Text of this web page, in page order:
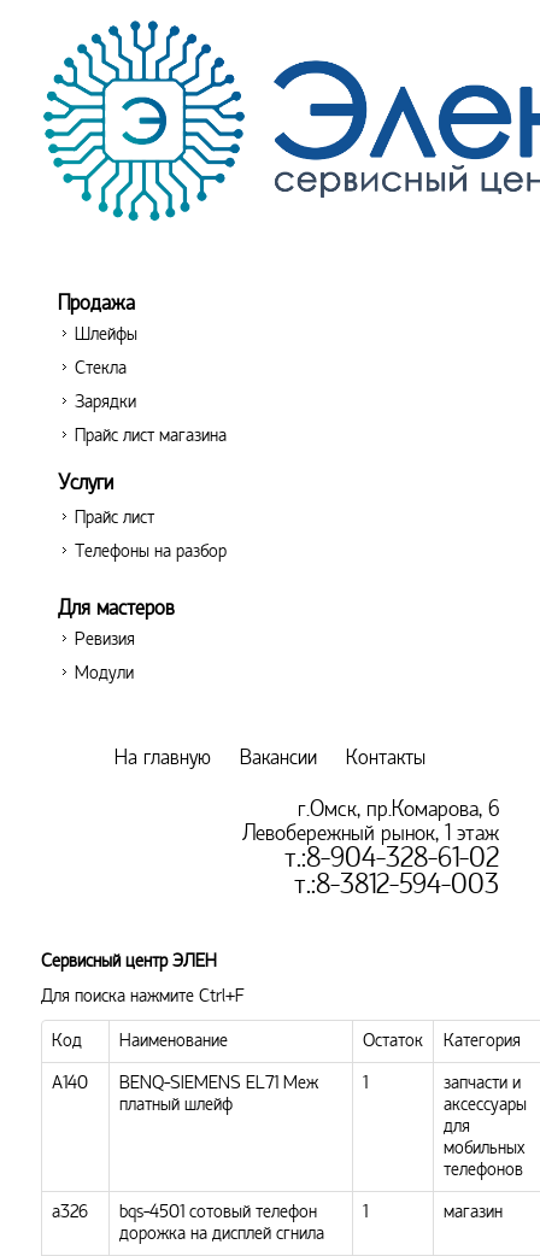
Продажа
Шлейфы
Стекла
Зарядки
Прайс лист магазина
Услуги
Прайс лист
Телефоны на разбор
Для мастеров
Ревизия
Модули
На главную Вакансии Контакты
г.Омск, пр.Комарова, 6
Левобережный рынок, 1 этаж
т.:8-904-328-61-02
т.:8-3812-594-003
Сервисный центр ЭЛЕН
Для поиска нажмите Ctrl+F
Код Наименование Остаток Категория
А140
BENQ-SIEMENS EL71 Меж
платный шлейф
1
запчасти и
аксессуары
для
мобильных
телефонов
a326
bqs-4501 сотовый телефон
дорожка на дисплей сгнила
1 магазин